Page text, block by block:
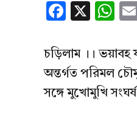
X
চড়িলাম ।। ভয়াবহ
অন্তর্গত পরিমল
সঙ্গে মুখোমুখি